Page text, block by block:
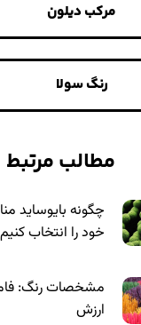
مرکب دیلون
رنگ سولا
مطالب مرتبط
چگونه بایوساید
خود را انتخاب
مشخصات رنگ:
ارزش